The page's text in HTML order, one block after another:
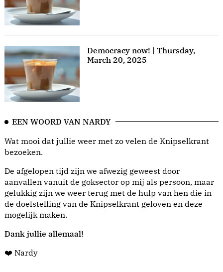
Democracy now! | Thursday,
March 20, 2025
EEN WOORD VAN NARDY
Wat mooi dat jullie weer met zo velen de Knipselkrant
bezoeken.
De afgelopen tijd zijn we afwezig geweest door
aanvallen vanuit de goksector op mij als persoon, maar
gelukkig zijn we weer terug met de hulp van hen die in
de doelstelling van de Knipselkrant geloven en deze
mogelijk maken.
Dank jullie allemaal!
❤️ Nardy